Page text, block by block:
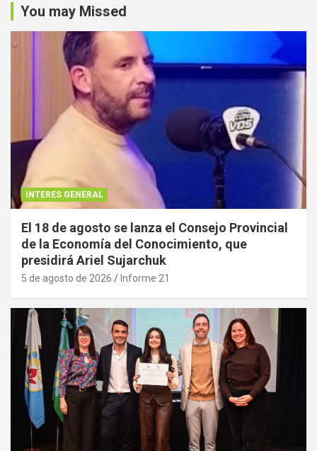
You may Missed
INTERES GENERAL
El 18 de agosto se lanza el Consejo Provincial
de la Economía del Conocimiento, que
presidirá Ariel Sujarchuk
5 de agosto de 2026 Informe 21